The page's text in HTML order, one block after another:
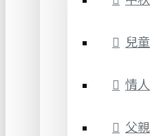
兒
情
父